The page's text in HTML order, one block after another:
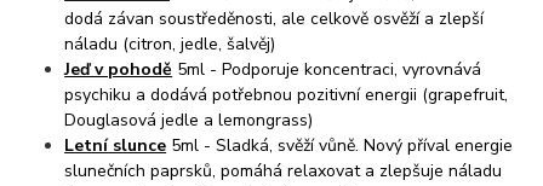
dodá závan soustředěnosti, ale celkově osvěží a zlepší
náladu (citron, jedle, šalvěj)
Jeď v pohodě 5ml - Podporuje koncentraci, vyrovnává
psychiku a dodává potřebnou pozitivní energii (grapefruit,
Douglasová jedle a lemongrass)
Letní slunce 5ml - Sladká, svěží vůně. Nový příval energie
slunečních paprsků, pomáhá relaxovat a zlepšuje náladu